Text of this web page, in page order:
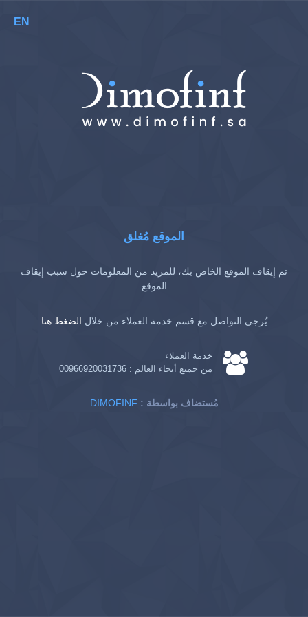
EN
الموقع مُغلق
تم إيقاف الموقع الخاص بك، للمزيد من المعلومات حول سبب إيقاف
الموقع
يُرجى التواصل مع قسم خدمة العملاء من خلال الضغط هنا
خدمة العملاء
من جميع أنحاء العالم : 00966920031736
DIMOFINF : مُستضاف بواسطة